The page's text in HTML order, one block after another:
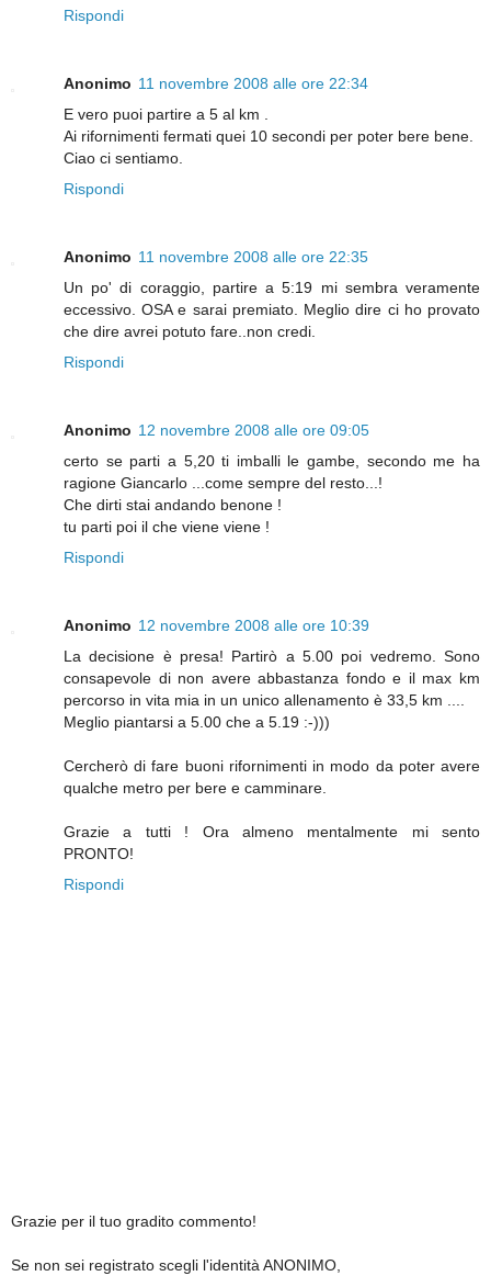
Rispondi
Anonimo 11 novembre 2008 alle ore 22:34
E vero puoi partire a 5 al km .
Ai rifornimenti fermati quei 10 secondi per poter bere bene.
Ciao ci sentiamo.
Rispondi
Anonimo 11 novembre 2008 alle ore 22:35
Un po' di coraggio, partire a 5:19 mi sembra veramente
eccessivo. OSA e sarai premiato. Meglio dire ci ho provato
che dire avrei potuto fare..non credi.
Rispondi
Anonimo 12 novembre 2008 alle ore 09:05
certo se parti a 5,20 ti imballi le gambe, secondo me ha
ragione Giancarlo ...come sempre del resto...!
Che dirti stai andando benone !
tu parti poi il che viene viene !
Rispondi
Anonimo 12 novembre 2008 alle ore 10:39
La decisione è presa! Partirò a 5.00 poi vedremo. Sono
consapevole di non avere abbastanza fondo e il max km
percorso in vita mia in un unico allenamento è 33,5 km ....
Meglio piantarsi a 5.00 che a 5.19 :-)))
Cercherò di fare buoni rifornimenti in modo da poter avere
qualche metro per bere e camminare.
Grazie a tutti ! Ora almeno mentalmente mi sento
PRONTO!
Rispondi
Grazie per il tuo gradito commento!
Se non sei registrato scegli l'identità ANONIMO,